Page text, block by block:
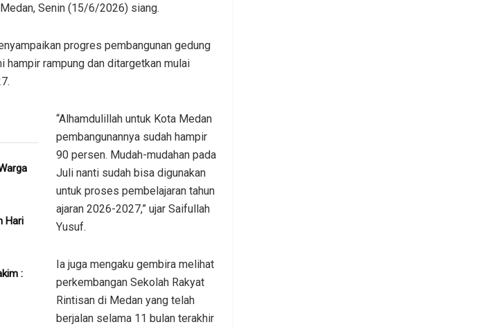
Senin (15/6/2026) siang.
progres pembangunan gedung
hampir rampung dan ditargetkan mulai
Hari
:
“Alhamdulillah untuk Kota Medan
pembangunannya sudah hampir
90 persen. Mudah-mudahan pada
Juli nanti sudah bisa digunakan
untuk proses pembelajaran tahun
ajaran 2026-2027,” ujar Saifullah
Yusuf.
Ia juga mengaku gembira melihat
perkembangan Sekolah Rakyat
Rintisan di Medan yang telah
berjalan selama 11 bulan terakhir